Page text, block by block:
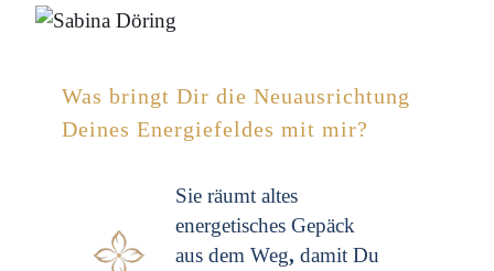
Was bringt Dir die Neuausrichtung
Deines Energiefeldes mit mir?
Sie räumt altes
energetisches Gepäck
aus dem Weg, damit Du